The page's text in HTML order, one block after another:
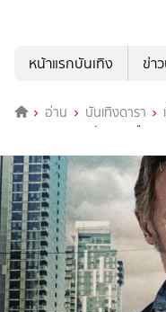
หน้าแรกบันเทิง
ข่า
อ่าน บันเทิงดารา
Absolution คนสันดานเดือด